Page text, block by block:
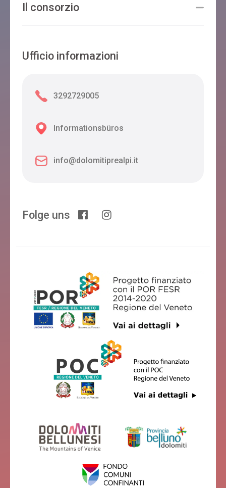
Il consorzio
Ufficio informazioni
3292729005
Informationsbüros
info@dolomitiprealpi.it
Folge uns